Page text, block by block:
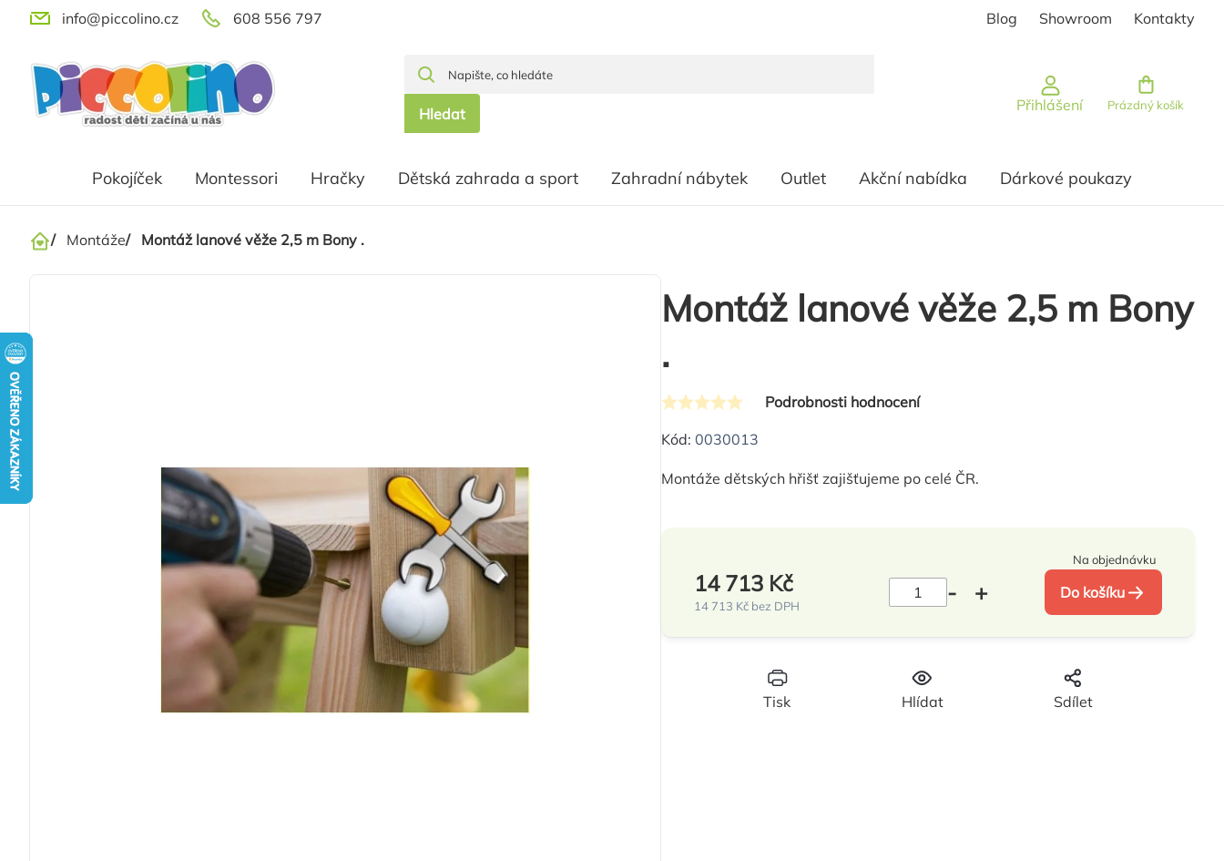
Přejít
obsah
608 556 797
info@piccolino.cz Blog Showroom Kontakty
Hledat Přihlášení Nákupní košík
Prázdný košík
Pokojíček Montessori Hračky Dětská zahrada a sport Zahradní nábytek Outlet Akční nabídka Dárkové poukazy
Domů
/ Montáže/ Montáž lanové věže 2,5 m Bony .
Montáž lanové věže 2,5 m Bony
.
Průměrné
hodnocení
je
hvězdiček.
Podrobnosti hodnocení
Kód: 0030013
Montáže dětských hřišť zajišťujeme po celé ČR.
Tisk Hlídat Sdílet
Na objednávku
14 713 Kč
14 713 Kč bez DPH
Do košíku